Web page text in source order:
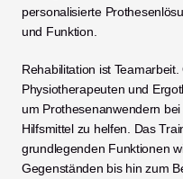
personalisierte
und Funktion.
Rehabilitation ist
Physiotherapeuten und
um Prothesenanwendern
Hilfsmittel zu helfen. Das
grundlegenden Funktionen
Gegenständen bis hin zum